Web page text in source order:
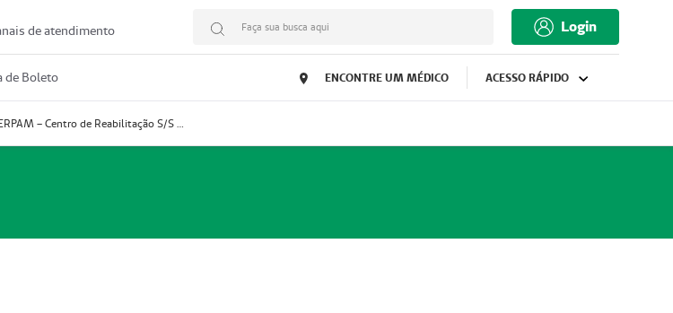
de atendimento Faça sua busca aqui Login
de Boleto ENCONTRE UM MÉDICO ACESSO RÁPIDO
Prestador CERPAM – Centro de Reabilitação S/S Ltda-ME (52004274-8)